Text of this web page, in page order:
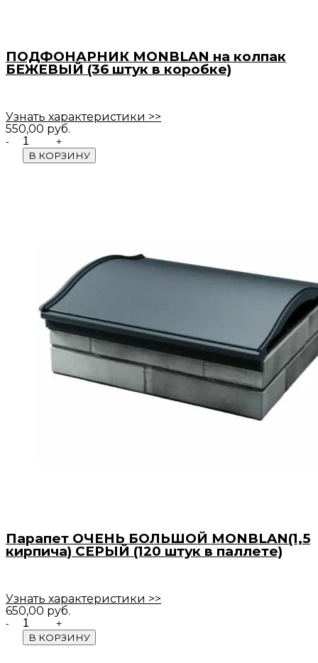
ПОДФОНАРНИК MONBLAN на колпак
БЕЖЕВЫЙ (36 штук в коробке)
Узнать характеристики >>
550,00 руб.
Quantity
В КОРЗИНУ
Парапет ОЧЕНЬ БОЛЬШОЙ MONBLAN(1,5
кирпича) СЕРЫЙ (120 штук в паллете)
Узнать характеристики >>
650,00 руб.
Quantity
В КОРЗИНУ